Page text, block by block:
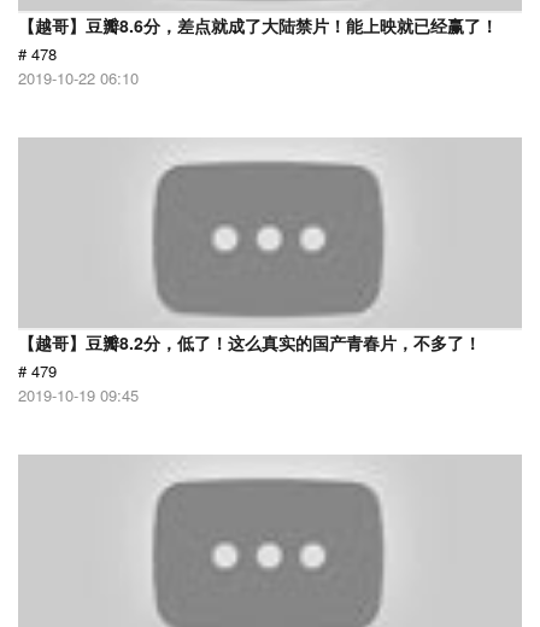
【越哥】豆瓣8.6分，差点就成了大陆禁片！能上映就已经赢了！
# 478
2019-10-22 06:10
【越哥】豆瓣8.2分，低了！这么真实的国产青春片，不多了！
# 479
2019-10-19 09:45